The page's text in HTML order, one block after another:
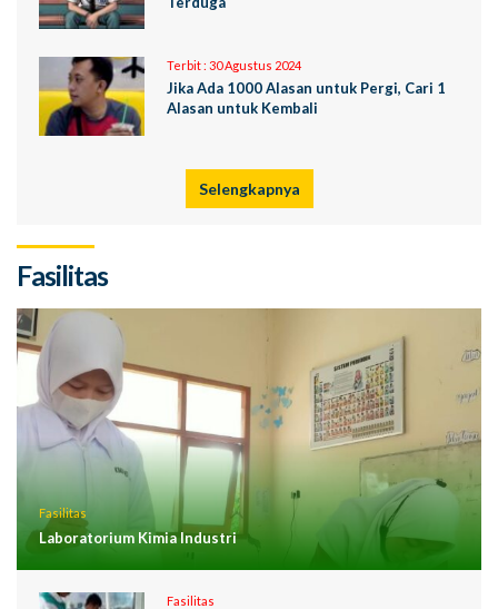
Terbit : 30 Agustus 2024
Jika Ada 1000 Alasan untuk Pergi, Cari 1
Alasan untuk Kembali
Selengkapnya
Fasilitas
Fasilitas
Laboratorium Kimia Industri
Fasilitas